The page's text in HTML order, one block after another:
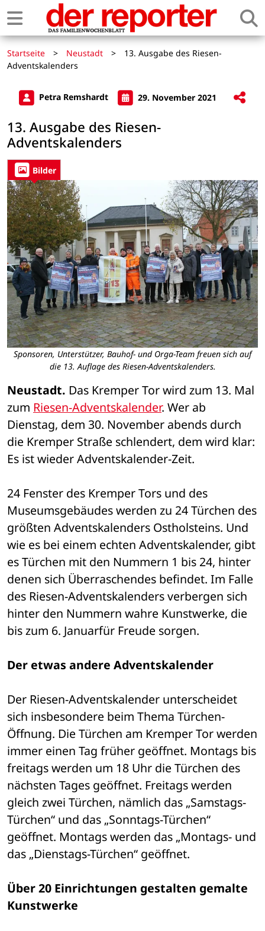
Startseite > Neustadt >
13. Ausgabe des Riesen-
Adventskalenders
Petra Remshardt 29. November 2021
13. Ausgabe des Riesen-
Adventskalenders
Bilder
Sponsoren, Unterstützer, Bauhof- und Orga-Team freuen sich auf
die 13. Auflage des Riesen-Adventskalenders.
Neustadt. Das Kremper Tor wird zum 13. Mal
zum Riesen-Adventskalender. Wer ab
Dienstag, dem 30. November abends durch
die Kremper Straße schlendert, dem wird klar:
Es ist wieder Adventskalender-Zeit.
24 Fenster des Kremper Tors und des
Museumsgebäudes werden zu 24 Türchen des
größten Adventskalenders Ostholsteins. Und
wie es bei einem echten Adventskalender, gibt
es Türchen mit den Nummern 1 bis 24, hinter
denen sich Überraschendes befindet. Im Falle
des Riesen-Adventskalenders verbergen sich
hinter den Nummern wahre Kunstwerke, die
bis zum 6. Januarfür Freude sorgen.
Der etwas andere Adventskalender
Der Riesen-Adventskalender unterscheidet
sich insbesondere beim Thema Türchen-
Öffnung. Die Türchen am Kremper Tor werden
immer einen Tag früher geöffnet. Montags bis
freitags werden um 18 Uhr die Türchen des
nächsten Tages geöffnet. Freitags werden
gleich zwei Türchen, nämlich das „Samstags-
Türchen“ und das „Sonntags-Türchen“
geöffnet. Montags werden das „Montags- und
das „Dienstags-Türchen“ geöffnet.
Über 20 Einrichtungen gestalten gemalte
Kunstwerke